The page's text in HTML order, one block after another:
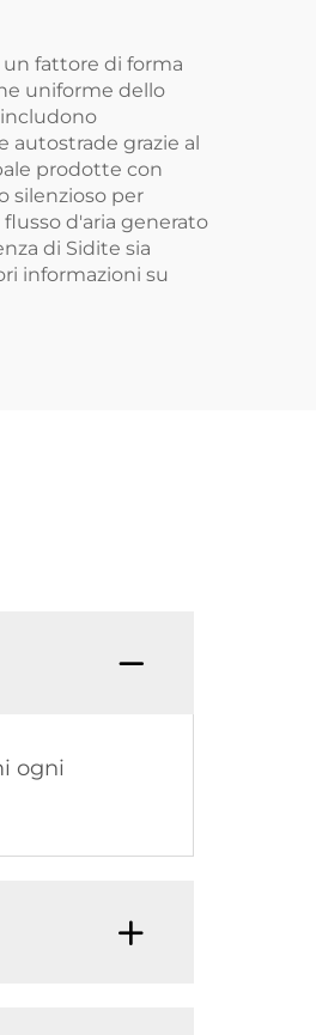
fattore di forma
uniforme dello
autostrade grazie al
prodotte con
silenzioso per
d'aria generato
di Sidite sia
informazioni su
ogni